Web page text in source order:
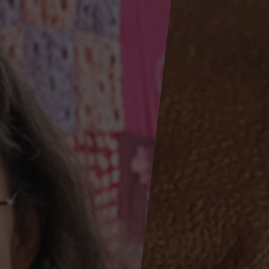
SJ
-
IDHIE